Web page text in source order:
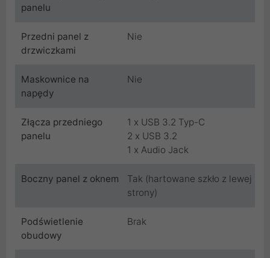
panelu
Przedni panel z
drzwiczkami
Nie
Maskownice na
napędy
Nie
Złącza przedniego
panelu
1 x USB 3.2 Typ-C
2 x USB 3.2
1 x Audio Jack
Boczny panel z oknem
Tak (hartowane szkło z lewej
strony)
Podświetlenie
obudowy
Brak